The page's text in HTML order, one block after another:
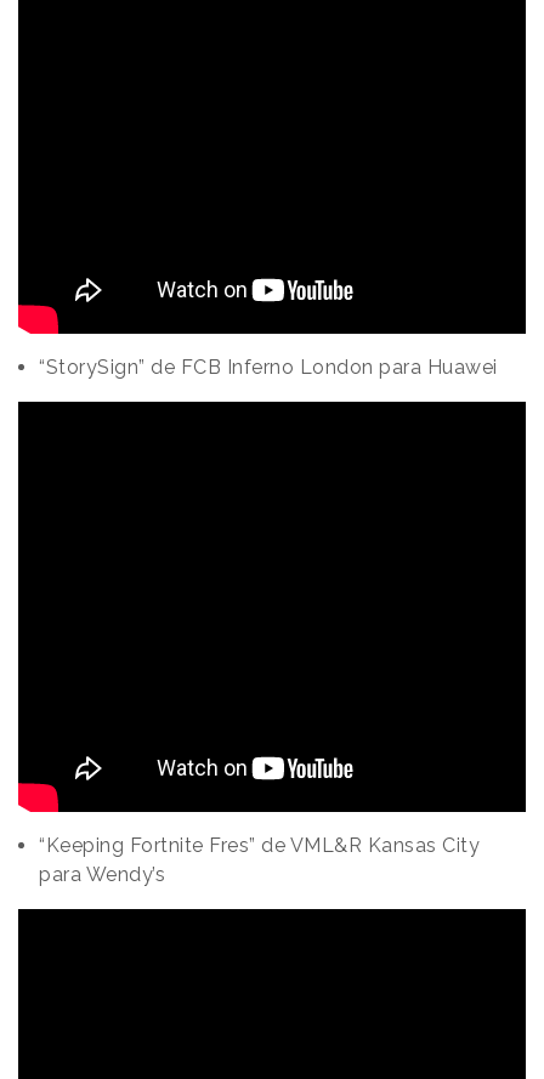
“StorySign” de FCB Inferno London para Huawei
“Keeping Fortnite Fres” de VML&R Kansas City
para Wendy’s